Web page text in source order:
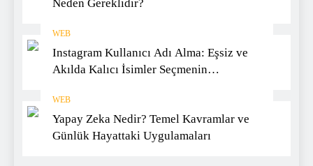
Neden Gereklidir?
WEB
Instagram Kullanıcı Adı Alma: Eşsiz ve
Akılda Kalıcı İsimler Seçmenin
WEB
Yapay Zeka Nedir? Temel Kavramlar ve
Günlük Hayattaki Uygulamaları